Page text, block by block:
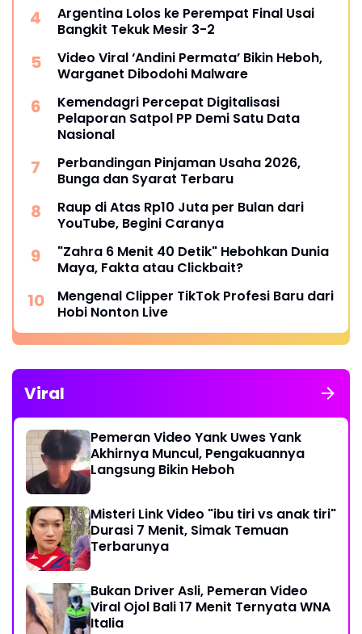
Argentina Lolos ke Perempat Final Usai
Bangkit Tekuk Mesir 3-2
Video Viral ‘Andini Permata’ Bikin Heboh,
Warganet Dibodohi Malware
Kemendagri Percepat Digitalisasi
Pelaporan Satpol PP Demi Satu Data
Nasional
Perbandingan Pinjaman Usaha 2026,
Bunga dan Syarat Terbaru
Raup di Atas Rp10 Juta per Bulan dari
YouTube, Begini Caranya
"Zahra 6 Menit 40 Detik" Hebohkan Dunia
Maya, Fakta atau Clickbait?
Mengenal Clipper TikTok Profesi Baru dari
Hobi Nonton Live
Viral
Pemeran Video Yank Uwes Yank
Akhirnya Muncul, Pengakuannya
Langsung Bikin Heboh
Misteri Link Video "ibu tiri vs anak tiri"
Durasi 7 Menit, Simak Temuan
Terbarunya
Bukan Driver Asli, Pemeran Video
Viral Ojol Bali 17 Menit Ternyata WNA
Italia